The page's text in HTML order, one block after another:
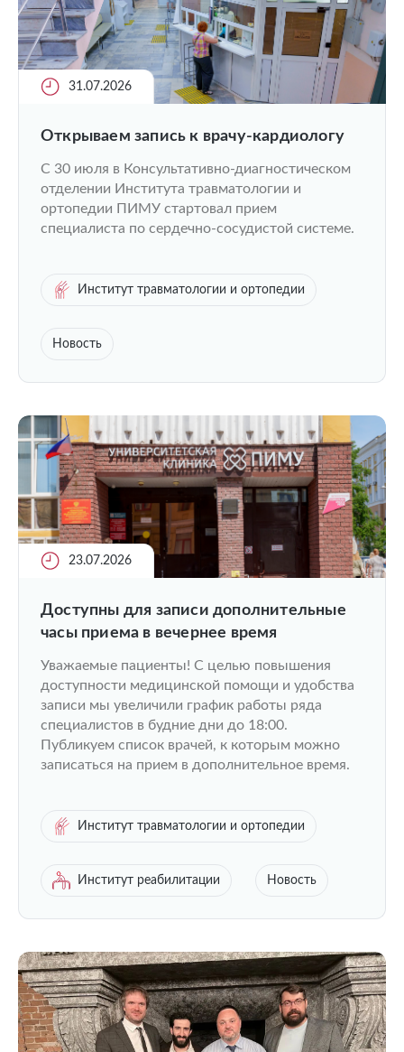
31.07.2026
Открываем запись к врачу-кардиологу
C 30 июля в Консультативно-диагностическом
отделении Института травматологии и
ортопедии ПИМУ стартовал прием
специалиста по сердечно-сосудистой системе.
Институт травматологии и ортопедии
Новость
23.07.2026
Доступны для записи дополнительные
часы приема в вечернее время
Уважаемые пациенты! С целью повышения
доступности медицинской помощи и удобства
записи мы увеличили график работы ряда
специалистов в будние дни до 18:00.
Публикуем список врачей, к которым можно
записаться на прием в дополнительное время.
Институт травматологии и ортопедии
Институт реабилитации Новость